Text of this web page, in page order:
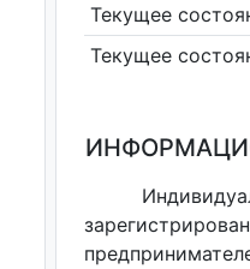
Текущее
Текущее